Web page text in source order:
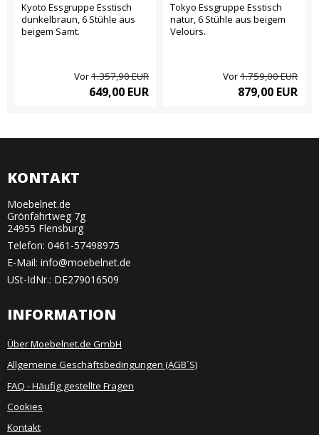
Kyoto Essgruppe Esstisch
dunkelbraun, 6 Stühle aus
beigem Samt.
Vor1.357,90 EUR
649,00 EUR
Tokyo Essgruppe Esstisch
natur, 6 Stühle aus beigem
Velours.
Vor1.759,00 EUR
879,00 EUR
KONTAKT
Moebelnet.de
Grönfahrtweg 7g
24955 Flensburg
Telefon: 0461-57498975
E-Mail: info@moebelnet.de
USt-IdNr.: DE279016509
INFORMATION
Über Moebelnet.de GmbH
Allgemeine Geschäftsbedingungen (AGB´S)
FAQ - Häufig gestellte Fragen
Cookies
Kontakt